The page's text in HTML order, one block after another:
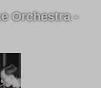
Orchestra -